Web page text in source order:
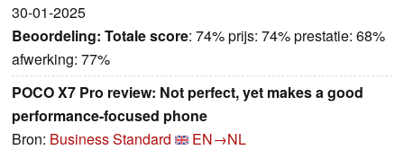
30-01-2025
Beoordeling: Totale score: 74% prijs: 74% prestatie: 68%
afwerking: 77%
POCO X7 Pro review: Not perfect, yet makes a good
performance-focused phone
Bron: Business Standard
EN→NL